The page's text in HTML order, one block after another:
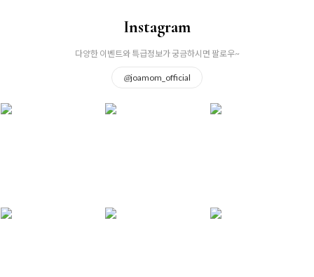
Instagram
다양한 이벤트와 특급정보가 궁금하시면 팔로우~
@joamom_official